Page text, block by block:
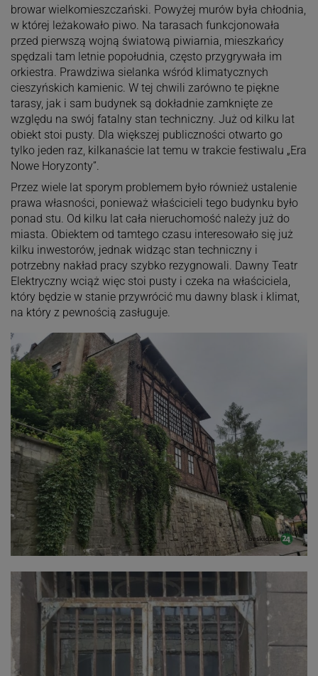
browar wielkomieszczański. Powyżej murów była chłodnia,
w której leżakowało piwo. Na tarasach funkcjonowała
przed pierwszą wojną światową piwiarnia, mieszkańcy
spędzali tam letnie popołudnia, często przygrywała im
orkiestra. Prawdziwa sielanka wśród klimatycznych
cieszyńskich kamienic. W tej chwili zarówno te piękne
tarasy, jak i sam budynek są dokładnie zamknięte ze
względu na swój fatalny stan techniczny. Już od kilku lat
obiekt stoi pusty. Dla większej publiczności otwarto go
tylko jeden raz, kilkanaście lat temu w trakcie festiwalu „Era
Nowe Horyzonty”.
Przez wiele lat sporym problemem było również ustalenie
prawa własności, ponieważ właścicieli tego budynku było
ponad stu. Od kilku lat cała nieruchomość należy już do
miasta. Obiektem od tamtego czasu interesowało się już
kilku inwestorów, jednak widząc stan techniczny i
potrzebny nakład pracy szybko rezygnowali. Dawny Teatr
Elektryczny wciąż więc stoi pusty i czeka na właściciela,
który będzie w stanie przywrócić mu dawny blask i klimat,
na który z pewnością zasługuje.